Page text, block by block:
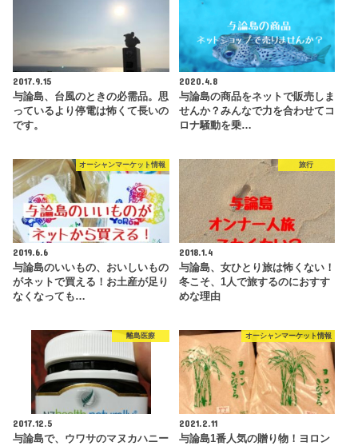
2017.9.15
与論島、台風のときの必需品。思
っているより停電は怖くて長いの
です。
2020.4.8
与論島の商品をネットで販売しま
せんか？みんなで力を合わせてコ
ロナ騒動を乗…
オーシャンマーケット情報
2019.6.6
与論島のいいもの、おいしいもの
がネットで買える！お土産が足り
なくなっても…
旅行
2018.1.4
与論島、女ひとり旅は怖くない！
冬こそ、1人で旅するのにおすす
めな理由
離島医療
2017.12.5
与論島で、ウワサのマヌカハニー
オーシャンマーケット情報
2021.2.11
与論島1番人気の贈り物！ヨロン